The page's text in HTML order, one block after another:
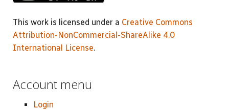
This work is licensed under a Creative Commons
Attribution-NonCommercial-ShareAlike 4.0
International License.
Account menu
Login